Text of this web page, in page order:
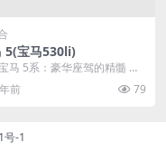
5(宝马530li)
马 5系：豪华座驾的精髓 学
最多能减多少分 引领潮流的
验 宝马...
前 79
号-1